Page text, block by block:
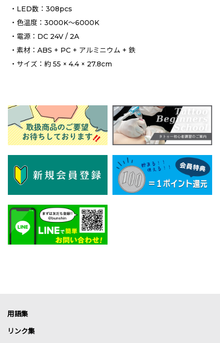
・LED数：308pcs
・色温度：3000K〜6000K
・電源：DC 24V / 2A
・素材：ABS + PC + アルミニウム + 鉄
・サイズ：約 55 × 4.4 × 27.8cm
用語集
リンク集